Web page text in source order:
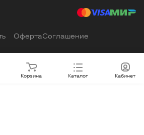
Корзина Каталог Кабинет
ОфертаСоглашение